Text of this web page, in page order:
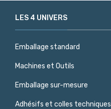
LES 4 UNIVERS
Emballage standard
Machines et Outils
Emballage sur-mesure
Adhésifs et colles techniques